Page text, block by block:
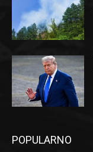
POPULARNO